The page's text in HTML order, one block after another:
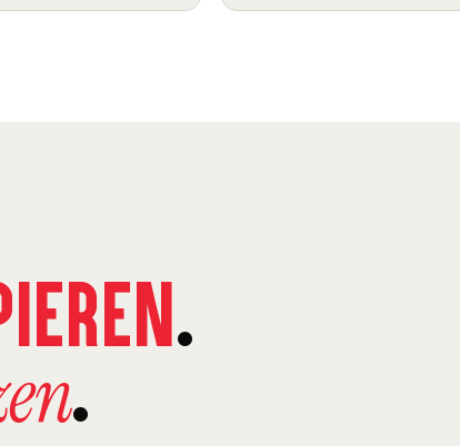
.
.